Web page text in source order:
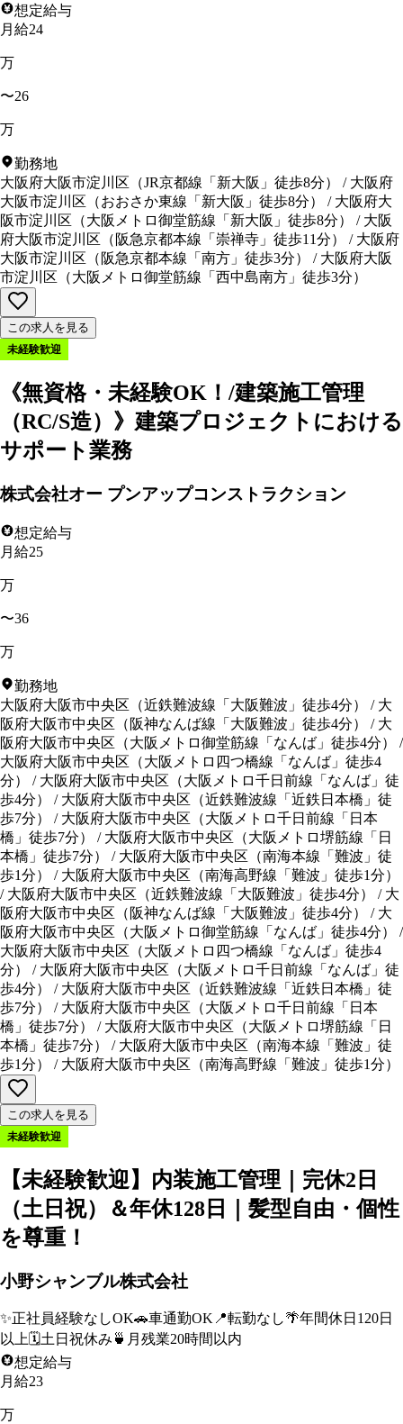
想定給与
月給24
万
〜26
万
勤務地
大阪府大阪市淀川区 （JR京都線「新大阪」徒歩8分） / 大阪府
大阪市淀川区 （おおさか東線「新大阪」徒歩8分） / 大阪府大
阪市淀川区 （大阪メトロ御堂筋線「新大阪」徒歩8分） / 大阪
府大阪市淀川区 （ 阪急京都本線「崇禅寺」徒歩11分） / 大阪府
大阪市淀川区 （ 阪急京都本線「南方」徒歩3分） / 大阪府大阪
市淀川区 （大阪メトロ御堂筋線「西中島南方」徒歩3分）
この求人を見る
未経験歓迎
《無資格・未経験OK！/建築施工管理
（RC/S造）》建築プロジェクトにおける
サポート業務
株式会社オー プンアップコンストラクション
想定給与
月給25
万
〜36
万
勤務地
大阪府大阪市中央区 （近鉄難波線「大阪難波」徒歩4分） / 大
阪府大阪市中央区 （ 阪神なんば線「大阪難波」徒歩4分） / 大
阪府大阪市中央区 （大阪メトロ御堂筋線「なんば」徒歩4分）
/
大阪府大阪市中央区 （大阪メトロ四つ橋線「なんば」徒歩4
分） / 大阪府大阪市中央区 （大阪メトロ千日前線「なんば」徒
歩4分） / 大阪府大阪市中央区 （近鉄難波線「近鉄日本橋」徒
歩7分） / 大阪府大阪市中央区 （大阪メトロ千日前線「日本
橋」徒歩7分） / 大阪府大阪市中央区 （大阪メトロ堺筋線「日
本橋」徒歩7分） / 大阪府大阪市中央区 （南海本線「難波」徒
歩1分） / 大阪府大阪市中央区 （南海高野線「難波」徒歩1分）
/ 大阪府大阪市中央区 （近鉄難波線「大阪難波」徒歩4分） / 大
阪府大阪市中央区 （ 阪神なんば線「大阪難波」徒歩4分） / 大
阪府大阪市中央区 （大阪メトロ御堂筋線「なんば」徒歩4分）
/
大阪府大阪市中央区 （大阪メトロ四つ橋線「なんば」徒歩4
分） / 大阪府大阪市中央区 （大阪メトロ千日前線「なんば」徒
歩4分） / 大阪府大阪市中央区 （近鉄難波線「近鉄日本橋」徒
歩7分） / 大阪府大阪市中央区 （大阪メトロ千日前線「日本
橋」徒歩7分） / 大阪府大阪市中央区 （大阪メトロ堺筋線「日
本橋」徒歩7分） / 大阪府大阪市中央区 （南海本線「難波」徒
歩1分） / 大阪府大阪市中央区 （南海高野線「難波」徒歩1分）
この求人を見る
未経験歓迎
【未経験歓迎】内装施工管理｜完休2日
（土日祝）＆年休128日｜髪型自由・個性
を尊重！
小野シャンブル株式会社
✨正社員経験なしOK🚗車通勤OK 📍転勤なし🌴年間休日120日
以上 🗓️土日祝休み 🍵 月残業20時間以内
想定給与
月給23
万